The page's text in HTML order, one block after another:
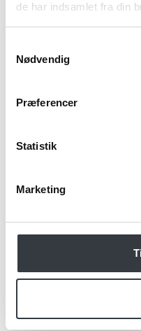
de har indsamlet fra din
Nødvendig
Præferencer
Statistik
Marketing
Kommentar
Jeg bekræfter at